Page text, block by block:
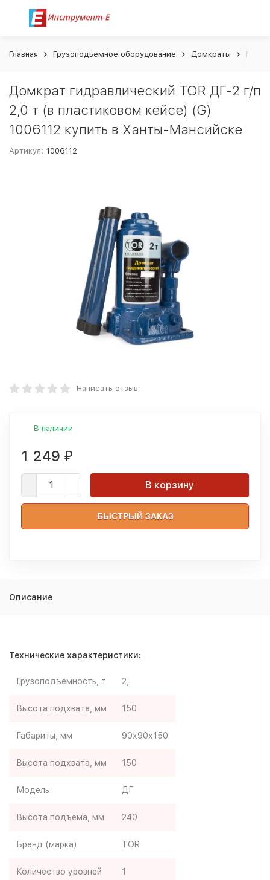
Главная Грузоподъемное оборудование Домкраты
Домкрат гидравлический TOR ДГ-2 г/п
2,0 т (в пластиковом кейсе) (G)
1006112 купить в Ханты-Мансийске
Артикул: 1006112
Написать отзыв
В наличии
1 249 ₽
В корзину
БЫСТРЫЙ ЗАКАЗ
Описание
Технические характеристики:
Грузоподъемность, т 2,
Высота подхвата, мм 150
Габариты, мм 90х90х150
Высота подхвата, мм 150
Модель ДГ
Высота подъема, мм 240
Бренд (марка) TOR
Количество уровней 1